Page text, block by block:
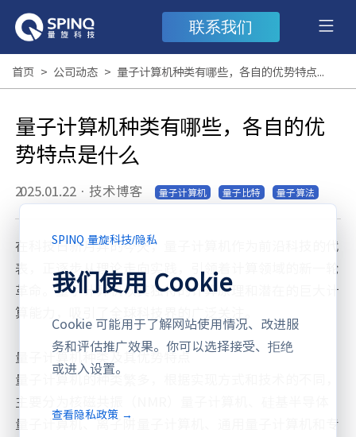
联系我们
首页 > 公司动态 > 量子计算机种类有哪些，各自的优势特点是什么
量子计算机种类有哪些，各自的优
势特点是什么
2025.01.22 · 技术博客 量子计算机 量子比特 量子算法
在科技日新月异的今天，量子计算机作为前沿科技的代
表，正逐步从理论走向实践，引领着计算领域的新一轮
革命。量子计算机以其独特的计算原理和潜在的巨大计
算能力，吸引了全球科技界的广泛关注。
量子计算机种类及其优势特点
量子计算机的种类繁多，根据实现方式和技术的不同，
主要分为核磁共振（NMR）量子计算机、硅基半导体
量子计算机、离子阱量子计算机、通用量子计算机和专
SPINQ 量旋科技/隐私
我们使用 Cookie
Cookie 可能用于了解网站使用情况、改进服
务和评估推广效果。你可以选择接受、拒绝
或进入设置。
查看隐私政策 →